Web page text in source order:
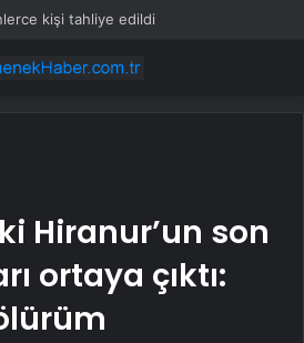
kişi tahliye edildi
Hiranur’un son
ortaya çıktı: